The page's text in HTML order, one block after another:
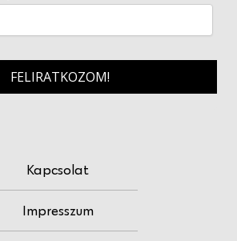
FELIRATKOZOM!
Kapcsolat
Impresszum